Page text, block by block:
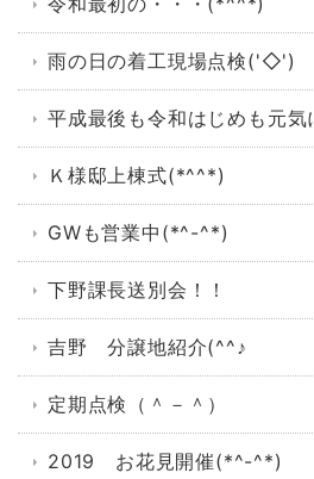
雨の日の着工現場点検('◇')ゞ
平成最後も令和はじめも元気
Ｋ様邸上棟式(*^^*)
GWも営業中(*^-^*)
下野課長送別会！！
吉野 分譲地紹介(^^♪
定期点検（＾－＾）
2019 お花見開催(*^-^*)